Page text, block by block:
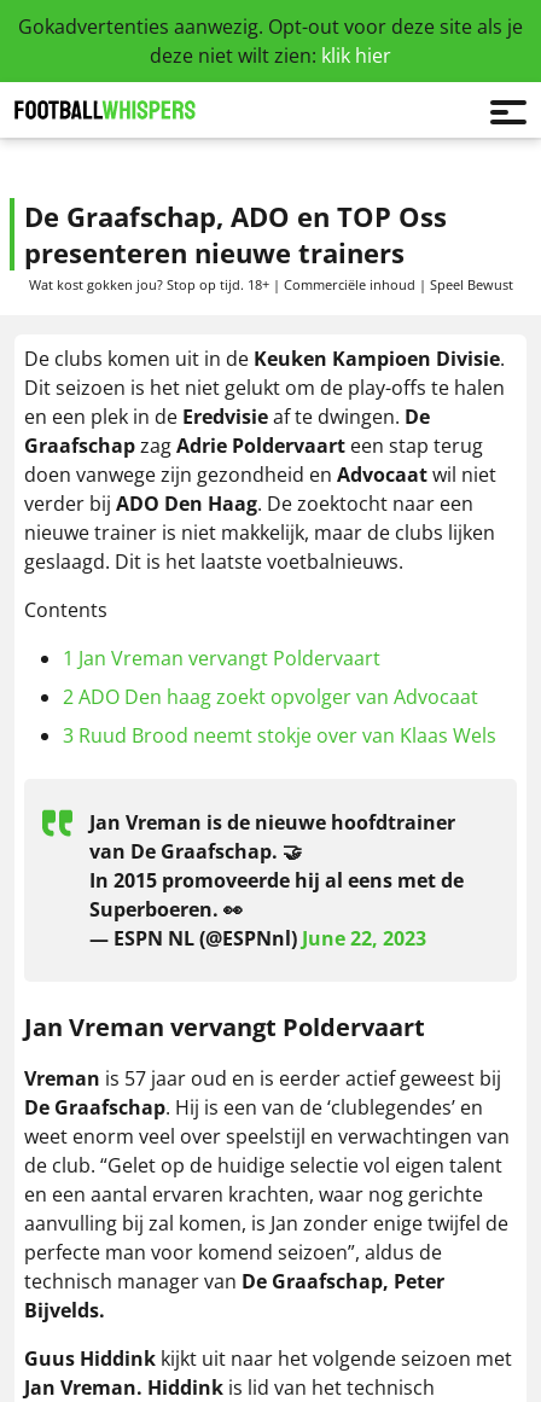
Gokadvertenties aanwezig. Opt-out voor deze site als je
deze niet wilt zien: klik hier
De Graafschap, ADO en TOP Oss
presenteren nieuwe trainers
Wat kost gokken jou? Stop op tijd. 18+ | Commerciële inhoud | Speel Bewust
De clubs komen uit in de Keuken Kampioen Divisie.
Dit seizoen is het niet gelukt om de play-offs te halen
en een plek in de Eredvisieaf te dwingen. De
GraafschapzagAdrie Poldervaart een stap terug
doen vanwege zijn gezondheid en Advocaatwil niet
verder bij ADO Den Haag. De zoektocht naar een
nieuwe trainer is niet makkelijk, maar de clubs lijken
geslaagd. Dit is het laatste voetbalnieuws.
Contents
1 Jan Vreman vervangt Poldervaart
2ADO Den haag zoekt opvolger van Advocaat
3 Ruud Brood neemt stokje over van Klaas Wels
Jan Vreman is de nieuwe hoofdtrainer
van De Graafschap. 🤝
In 2015 promoveerde hij al eens met de
Superboeren. 👀
— ESPN NL (@ESPNnl) June 22, 2023
Jan Vreman vervangt Poldervaart
Vreman is 57 jaar oud en is eerder actief geweest bij
De Graafschap. Hij is een van de ‘clublegendes’ en
weet enorm veel over speelstijl en verwachtingen van
de club. “Gelet op de huidige selectie vol eigen talent
en een aantal ervaren krachten, waar nog gerichte
aanvulling bij zal komen, is Jan zonder enige twijfel de
perfecte man voor komend seizoen”, aldus de
technisch manager van De Graafschap, Peter
Bijvelds.
Guus Hiddink kijkt uit naar het volgende seizoen met
Jan Vreman. Hiddink is lid van het technisch